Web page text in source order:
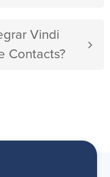
Vindi
Contacts?